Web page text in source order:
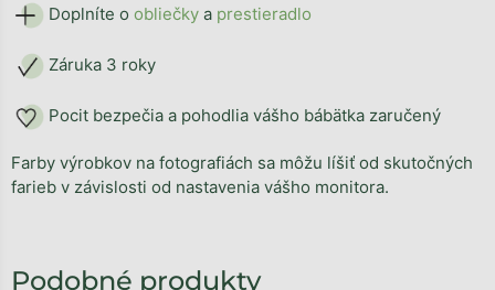
Doplníte o obliečky a prestieradlo
Záruka 3 roky
Pocit bezpečia a pohodlia vášho bábätka zaručený
Farby výrobkov na fotografiách sa môžu líšiť od skutočných
farieb v závislosti od nastavenia vášho monitora.